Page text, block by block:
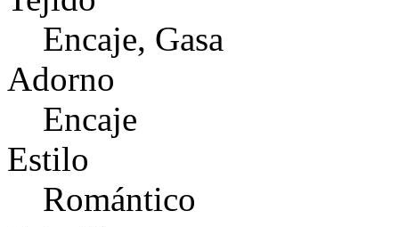
Encaje, Gasa
Adorno
Encaje
Estilo
Romántico